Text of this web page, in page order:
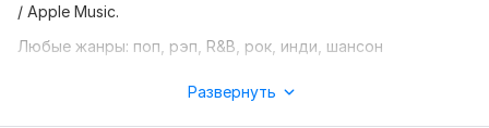
/ Apple Music.
Любые жанры: поп, рэп, R&B, рок, инди, шансон
Развернуть